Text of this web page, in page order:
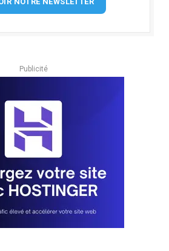
Publicité